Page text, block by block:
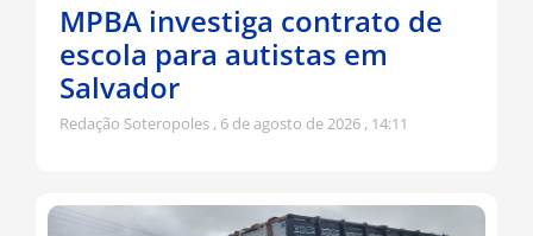
MPBA investiga contrato de
escola para autistas em
Salvador
Redação Soteropoles 6 de agosto de 2026 14:11